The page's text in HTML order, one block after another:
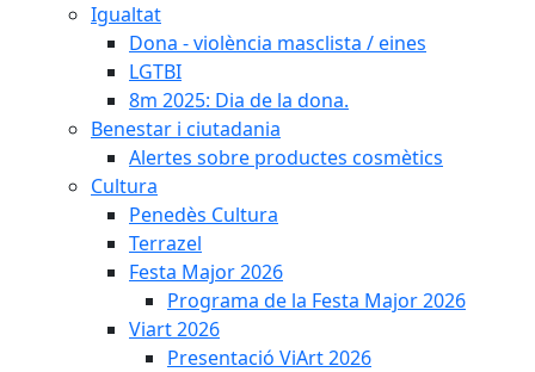
Igualtat
Dona - violència masclista / eines
LGTBI
8m 2025: Dia de la dona.
Benestar i ciutadania
Alertes sobre productes cosmètics
Cultura
Penedès Cultura
Terrazel
Festa Major 2026
Programa de la Festa Major 2026
Viart 2026
Presentació ViArt 2026